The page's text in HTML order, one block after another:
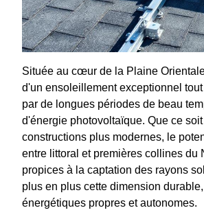
Située au cœur de la Plaine
d'un ensoleillement exceptionnel
par de longues périodes de beau
d'énergie photovoltaïque. Que ce
constructions plus modernes, le
entre littoral et premières collines du
propices à la captation des rayons
plus en plus cette dimension
énergétiques propres et autonomes.